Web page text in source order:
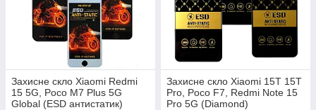
Захисне скло Xiaomi Redmi
15 5G, Poco M7 Plus 5G
Global (ESD антистатик)
Захисне скло Xiaomi 15T 15T
Pro, Poco F7, Redmi Note 15
Pro 5G (Diamond)